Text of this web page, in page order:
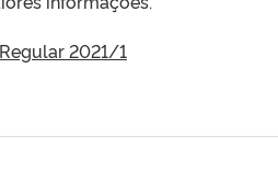
2021/1